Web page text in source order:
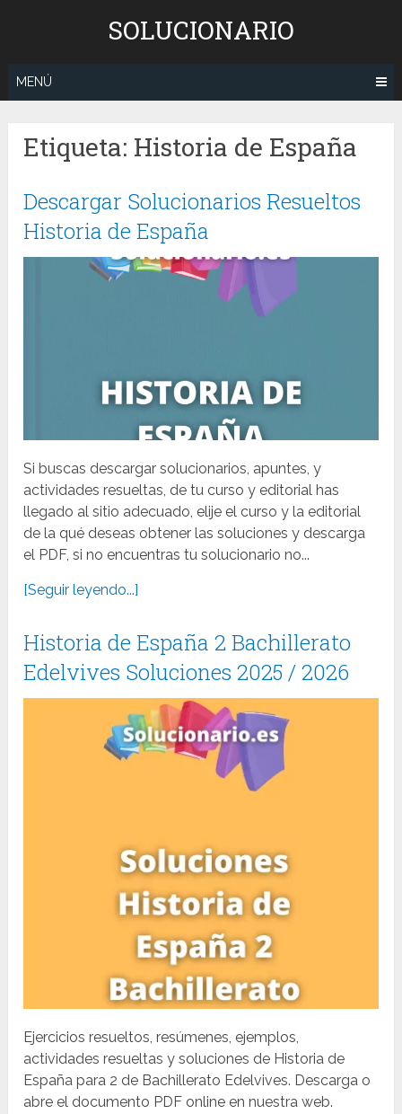
SOLUCIONARIO
MENÚ
Etiqueta: Historia de España
Descargar Solucionarios Resueltos
Historia de España
Si buscas descargar solucionarios, apuntes, y
actividades resueltas, de tu curso y editorial has
llegado al sitio adecuado, elije el curso y la editorial
de la qué deseas obtener las soluciones y descarga
el PDF, si no encuentras tu solucionario no...
[Seguir leyendo...]
Historia de España 2 Bachillerato
Edelvives Soluciones 2025 / 2026
Ejercicios resueltos, resúmenes, ejemplos,
actividades resueltas y soluciones de Historia de
España para 2 de Bachillerato Edelvives. Descarga o
abre el documento PDF online en nuestra web.